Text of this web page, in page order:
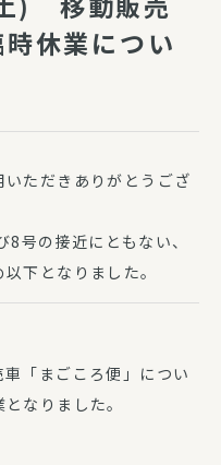
休業につい
ただきありがとうござ
号の接近にともない、
下となりました。
「まごころ便」につい
なりました。